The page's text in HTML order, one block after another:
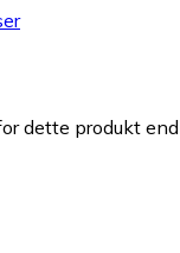
dette produkt